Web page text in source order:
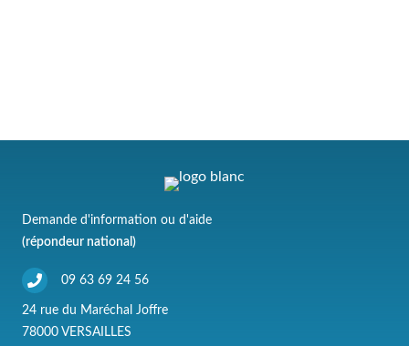
Demande d'information ou d'aide
(répondeur national)
09 63 69 24 56
24 rue du Maréchal Joffre
78000 VERSAILLES